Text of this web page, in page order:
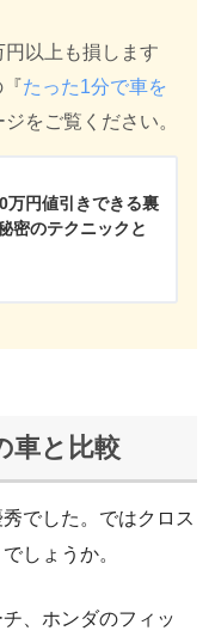
以上も損します
たった1分で車を
ジをご覧ください。
万円値引きできる裏
密のテクニックと
車と比較
でした。ではクロス
しょうか。
、ホンダのフィッ